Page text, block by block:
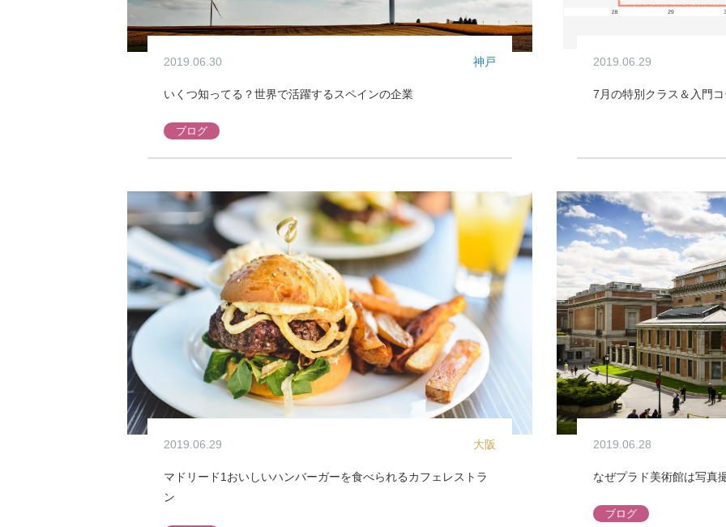
2019.06.30 神戸
いくつ知ってる？世界で活躍するスペインの企業
ブログ
2019.06.29
7月の特別クラス＆入門
2019.06.29 大阪
マドリード1おいしいハンバーガーを食べられるカフェレストラ
ン
2019.06.28
なぜプラド美術館は写真
ブログ